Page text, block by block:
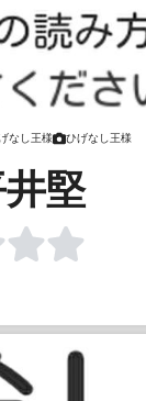
なし王様 ひげなし王様
堅